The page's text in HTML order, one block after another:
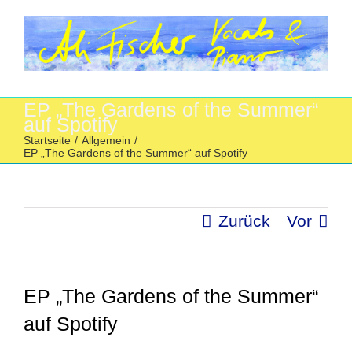
Inhalt
springen
EP „The Gardens of the Summer“
auf Spotify
Startseite / Allgemein /
EP „The Gardens of the Summer“ auf Spotify
Zurück Vor
EP „The Gardens of the Summer“
auf Spotify